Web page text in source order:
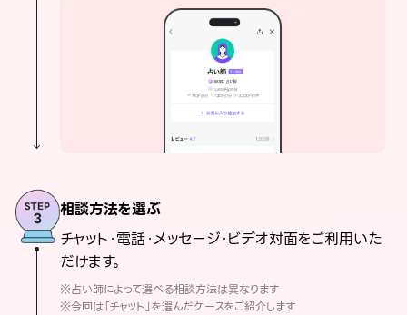
相談方法を選ぶ
チャット・電話・メッセージ・ビデオ対面をご利用いた
だけます。
※占い師によって選べる相談方法は異なります
※今回は「チャット」を選んだケースをご紹介します